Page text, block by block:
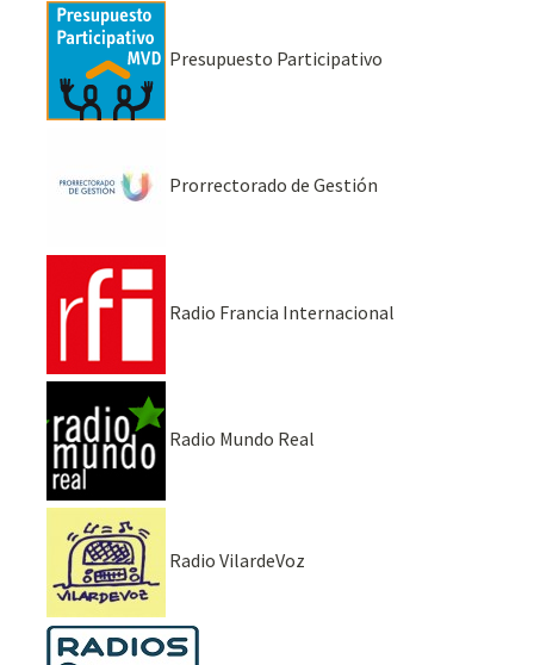
Presupuesto Participativo
Prorrectorado de Gestión
Radio Francia Internacional
Radio Mundo Real
Radio VilardeVoz